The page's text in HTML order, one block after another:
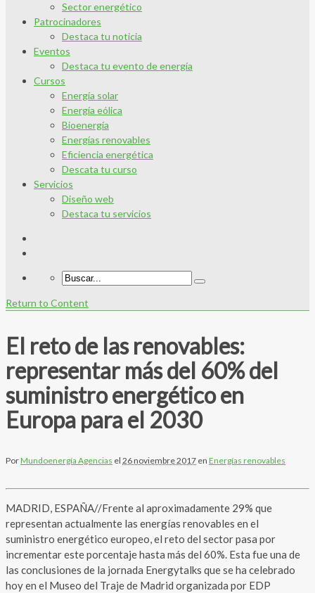
Sector energético
Patrocinadores
Destaca tu noticia
Eventos
Destaca tu evento de energía
Cursos
Energía solar
Energía eólica
Bioenergía
Energías renovables
Eficiencia energética
Descata tu curso
Servicios
Diseño web
Destaca tu servicios
Return to Content
El reto de las renovables:
representar más del 60% del
suministro energético en
Europa para el 2030
PorMundoenergía Agencias el 26 noviembre 2017 en Energías renovables
MADRID, ESPAÑA//Frente al aproximadamente 29% que
representan actualmente las energías renovables en el
suministro energético europeo, el reto del sector pasa por
incrementar este porcentaje hasta más del 60%. Esta fue una de
las conclusiones de la jornada Energytalks que se ha celebrado
hoy en el Museo del Traje de Madrid organizada por EDP